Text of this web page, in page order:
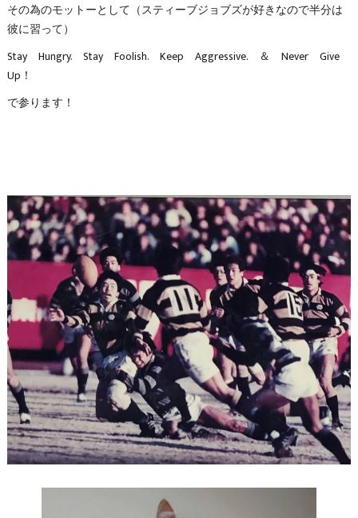
​その為のモットーとして（スティーブジョブズが好きなので半分は
彼に習って）
Stay Hungry. Stay Foolish. Keep Aggressive. ＆ Never Give
Up！
で参ります！